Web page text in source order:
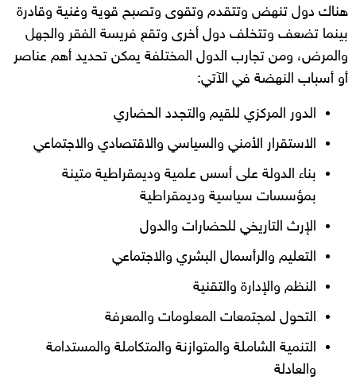
هناك دول تنهض وتتقدم وتقوى وتصبح قوية وغنية وقادرة
بينما تضعف وتتخلف دول أخرى وتقع فريسة الفقر والجهل
والمرض، ومن تجارب الدول المختلفة يمكن تحديد أهم عناصر
أو أسباب النهضة في الآتي:
الدور المركزي للقيم والتجدد الحضاري
الاستقرار الأمني والسياسي والاقتصادي والاجتماعي
بناء الدولة على أسس علمية وديمقراطية متينة
بمؤسسات سياسية وديمقراطية
الإرث التاريخي للحضارات والدول
التعليم والرأسمال البشري والاجتماعي
النظم والإدارة والتقنية
التحول لمجتمعات المعلومات والمعرفة
التنمية الشاملة والمتوازنة والمتكاملة والمستدامة
والعادلة